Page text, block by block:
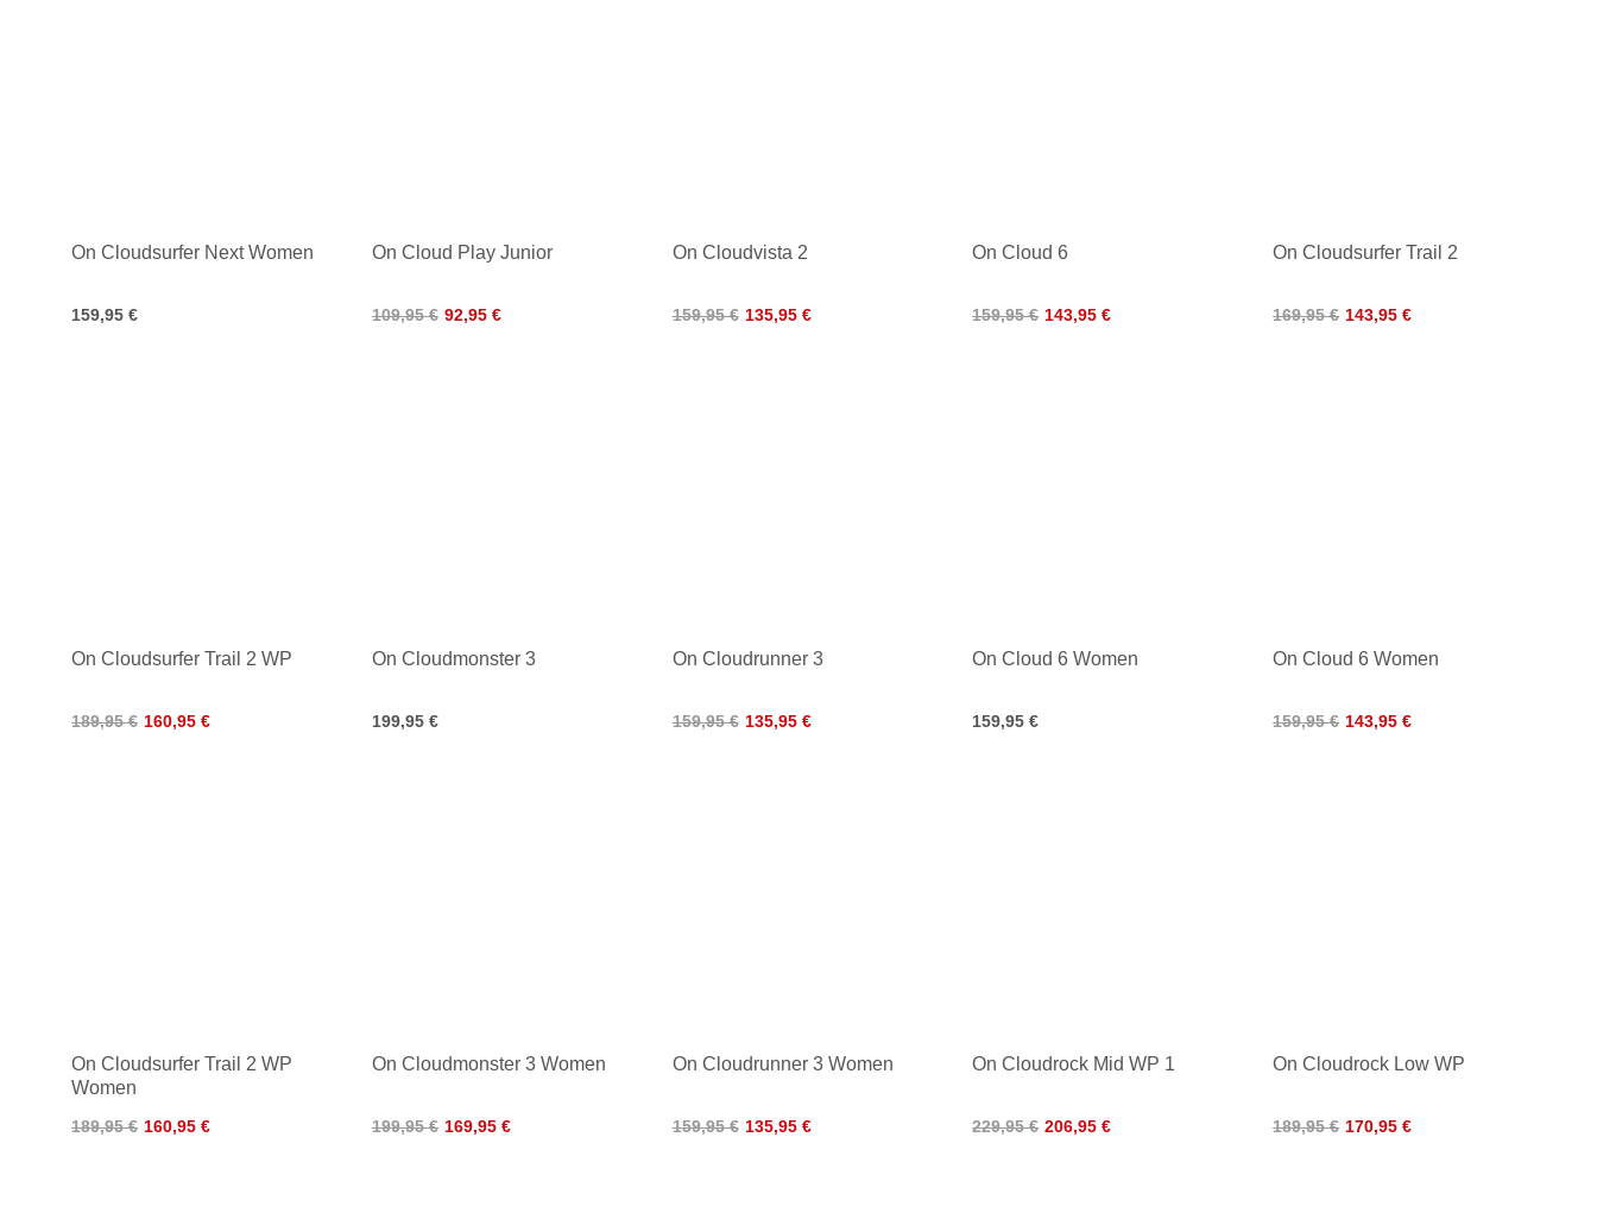
On Cloudsurfer Next Women
159,95 €
On Cloud Play Junior
109,95 € 92,95 €
On Cloudvista 2
159,95 € 135,95 €
On Cloud 6
159,95 € 143,95 €
On Cloudsurfer Trail 2
169,95 € 143,95 €
On Cloudsurfer Trail 2 WP
189,95 € 160,95 €
On Cloudmonster 3
199,95 €
On Cloudrunner 3
159,95 € 135,95 €
On Cloud 6 Women
159,95 €
On Cloud 6 Women
159,95 € 143,95 €
On Cloudsurfer Trail 2 WP
Women
189,95 € 160,95 €
On Cloudmonster 3 Women
199,95 € 169,95 €
On Cloudrunner 3 Women
159,95 € 135,95 €
On Cloudrock Mid WP 1
229,95 € 206,95 €
On Cloudrock Low WP
189,95 € 170,95 €